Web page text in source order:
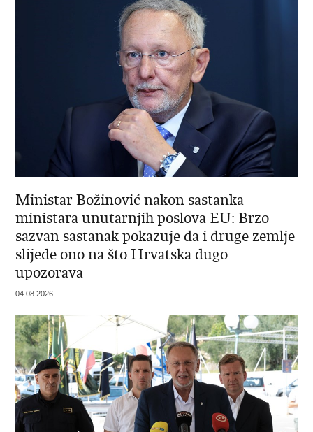
Ministar Božinović nakon sastanka
ministara unutarnjih poslova EU: Brzo
sazvan sastanak pokazuje da i druge zemlje
slijede ono na što Hrvatska dugo
upozorava
04.08.2026.